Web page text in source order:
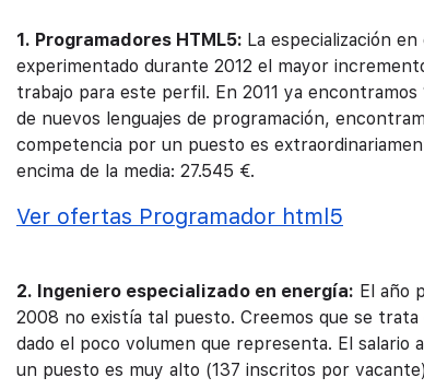
1. Programadores HTML5: La especialización
experimentado durante 2012 el mayor
trabajo para este perfil. En 2011 ya
de nuevos lenguajes de programación,
competencia por un puesto es
encima de la media: 27.545 €.
Ver ofertas Programador html5
2. Ingeniero especializado en energía: El año
2008 no existía tal puesto. Creemos que se
dado el poco volumen que representa. El
un puesto es muy alto (137 inscritos por